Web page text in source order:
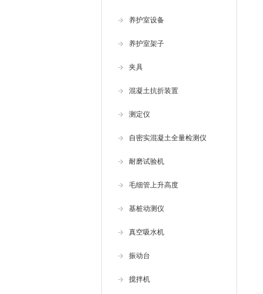
养护室设备
养护室架子
夹具
混凝土抗折装置
测定仪
自密实混凝土全量检测仪
耐磨试验机
毛细管上升高度
基桩动测仪
真空吸水机
振动台
搅拌机